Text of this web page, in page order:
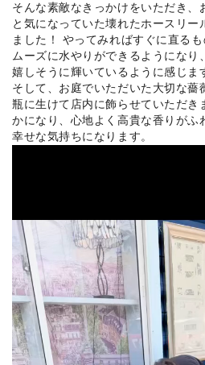
そんな素敵なきっかけをいただき、
と気になっていた壊れたホースリー
ました！ やってみればすぐに直る
ムーズに水やりができるようにな
嬉しそうに輝いているように感じま
そして、お庭でいただいた大切な薔
瓶に生けて店内に飾らせていただき
かになり、心地よく高貴な香りがふ
幸せな気持ちになります。
レ
ヤ
ー